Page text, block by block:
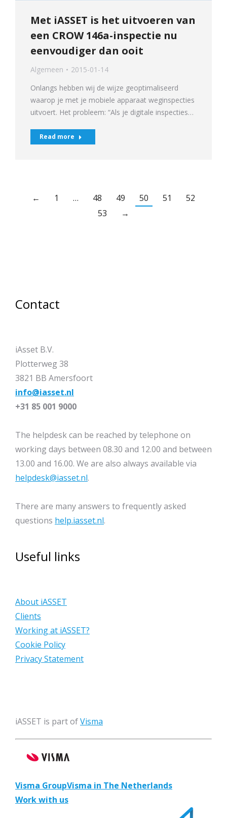
Met iASSET is het uitvoeren van
een CROW 146a-inspectie nu
eenvoudiger dan ooit
Algemeen
2015-01-14
Onlangs hebben wij de wijze geoptimaliseerd
waarop je met je mobiele apparaat weginspecties
uitvoert. Het probleem: “Als je digitale inspecties…
Read more
← 1 … 48 49 50 51
52
53
→
Contact
iAsset B.V.
Plotterweg 38
3821 BB Amersfoort
info@iasset.nl
+31 85 001 9000
The helpdesk can be reached by telephone on
working days between 08.30 and 12.00 and between
13.00 and 16.00. We are also always available via
helpdesk@iasset.nl.
There are many answers to frequently asked
questions help.iasset.nl.
Useful links
About iASSET
Clients
Working at iASSET?
Cookie Policy
Privacy Statement
iASSET is part ofVisma
Visma GroupVisma in The Netherlands
Work with us